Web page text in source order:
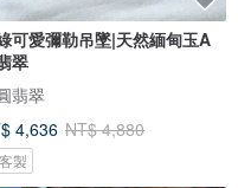
可愛彌勒吊墜|天然緬甸玉A
翠
翡翠
4,636 NT$ 4,880
製